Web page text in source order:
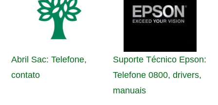
Abril Sac: Telefone,
contato
Suporte Técnico Epson:
Telefone 0800, drivers,
manuais